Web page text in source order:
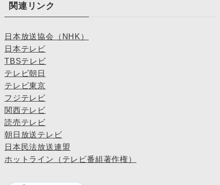
関連リンク
日本放送協会（NHK）
日本テレビ
TBSテレビ
テレビ朝日
テレビ東京
フジテレビ
関西テレビ
読売テレビ
朝日放送テレビ
日本民法放送連盟
ホットライン（テレビ番組著作権）